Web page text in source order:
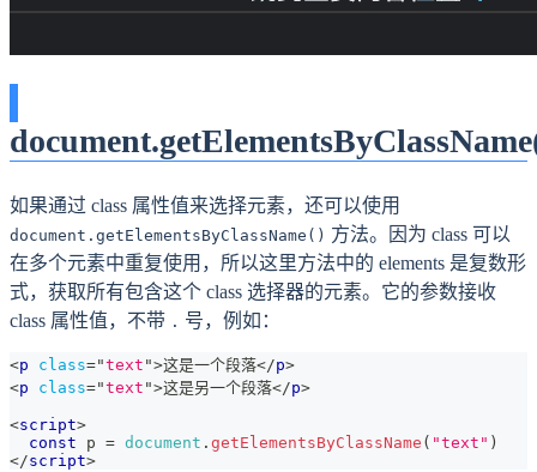
如果通过 class 属性值来选择元素，还可以使用
document.getElementsByClassName() 方法。因为 class 可以
在多个元素中重复使用，所以这里方法中的 elements 是复数形
式，获取所有包含这个 class 选择器的元素。它的参数接收
class 属性值，不带 . 号，例如：
<p class="text ">这是一个段落</p>
<p class="text ">这是另一个段落</p>
<script>
const p = document . getElementsByClassName ( "text" )
</script>